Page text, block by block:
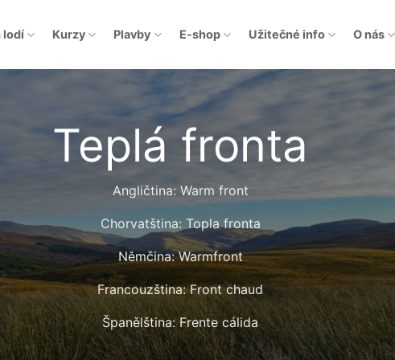
lodí Kurzy Plavby E-shop Užitečné info O nás
Teplá fronta
Angličtina: Warm front
Chorvatština: Topla fronta
Němčina: Warmfront
Francouzština: Front chaud
Španělština: Frente cálida